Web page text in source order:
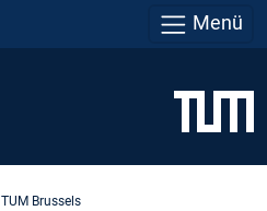
Menü
TUM Brussels